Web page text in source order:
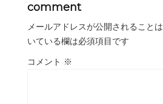
comment
メールアドレスが公開されることは
いている欄は必須項目です
コメント ※